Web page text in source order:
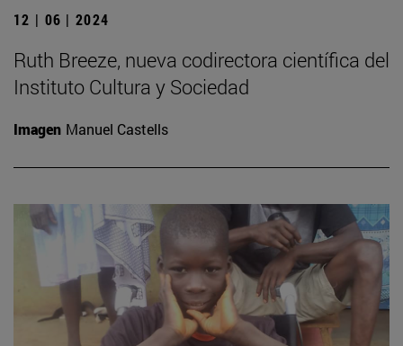
12 | 06 | 2024
Ruth Breeze, nueva codirectora científica del
Instituto Cultura y Sociedad
Imagen Manuel Castells